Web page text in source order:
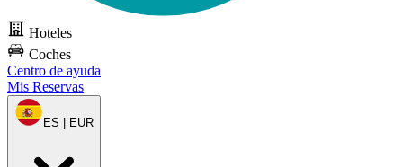
Hoteles
Coches
Centro de ayuda
Mis Reservas
ES | EUR